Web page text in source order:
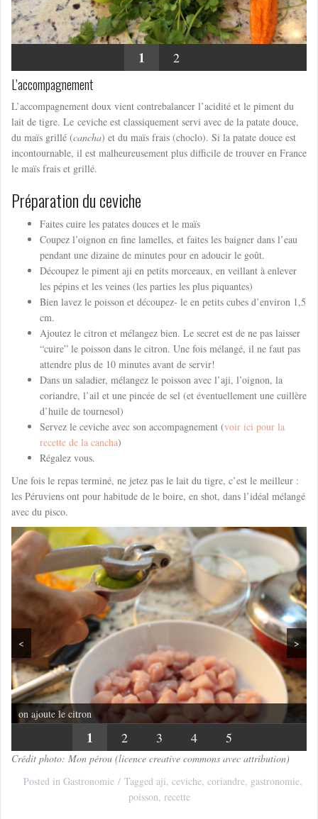
1 2
L’accompagnement
L’accompagnement doux vient contrebalancer l’acidité et le piment du
lait de tigre. Le ceviche est classiquement servi avec de la patate douce,
du maïs grillé (cancha) et du maïs frais (choclo). Si la patate douce est
incontournable, il est malheureusement plus difficile de trouver en France
le maïs frais et grillé.
Préparation du ceviche
Faites cuire les patates douces et le maïs
Coupez l’oignon en fine lamelles, et faites les baigner dans l’eau
pendant une dizaine de minutes pour en adoucir le goût.
Découpez le piment aji en petits morceaux, en veillant à enlever
les pépins et les veines (les parties les plus piquantes)
Bien lavez le poisson et découpez- le en petits cubes d’environ 1,5
cm.
Ajoutez le citron et mélangez bien. Le secret est de ne pas laisser
“cuire” le poisson dans le citron. Une fois mélangé, il ne faut pas
attendre plus de 10 minutes avant de servir!
Dans un saladier, mélangez le poisson avec l’aji, l’oignon, la
coriandre, l’ail et une pincée de sel (et éventuellement une cuillère
d’huile de tournesol)
Servez le ceviche avec son accompagnement (voir ici pour la
recette de la cancha)
Régalez vous.
Une fois le repas terminé, ne jetez pas le lait du tigre, c’est le meilleur :
les Péruviens ont pour habitude de le boire, en shot, dans l’idéal mélangé
avec du pisco.
on ajoute le citron
< >
1 2 3 4 5
Crédit photo: Mon pérou (licence creative commons avec attribution)
Posted in Gastronomie Tagged aji, ceviche, coriandre, gastronomie,
poisson, recette